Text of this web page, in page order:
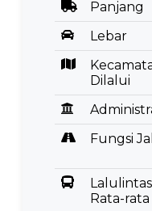
Panjang
Lebar
Dilalui
Fungsi
Rata-rata